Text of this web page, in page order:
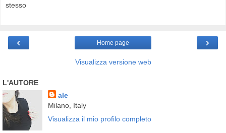
stesso
‹ ›
Home page
Visualizza versione web
L'AUTORE
ale
Milano, Italy
Visualizza il mio profilo completo